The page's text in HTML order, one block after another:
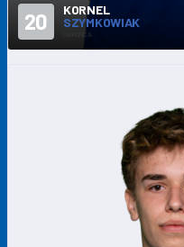
20
KORNEL
SZYMKOWIAK
OBROŃCA